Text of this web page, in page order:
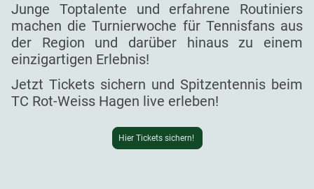
Junge Toptalente und erfahrene Routiniers
machen die Turnierwoche für Tennisfans aus
der Region und darüber hinaus zu einem
einzigartigen Erlebnis!
Jetzt Tickets sichern und Spitzentennis beim
TC Rot-Weiss Hagen live erleben!
Hier Tickets sichern!